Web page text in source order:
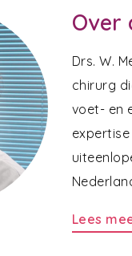
Over
Drs. W.
chirurg
voet- en
Lees